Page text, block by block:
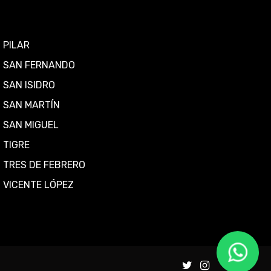
PILAR
SAN FERNANDO
SAN ISIDRO
SAN MARTÍN
SAN MIGUEL
TIGRE
TRES DE FEBRERO
VICENTE LÓPEZ